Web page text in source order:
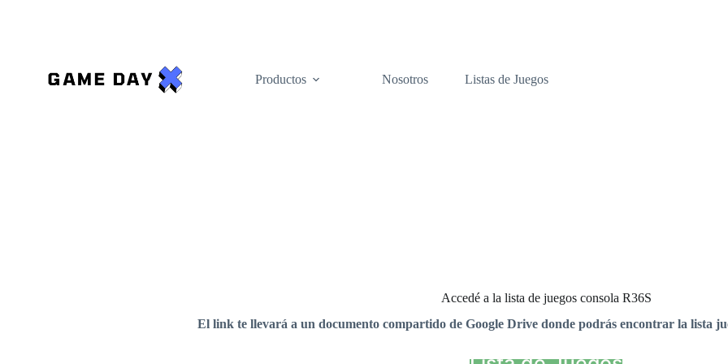
Productos Nosotros Listas de Juegos
Accedé a la lista de juegos consola R36S
El link te llevará a un documento compartido de Google Drive donde podrás encontrar la lista